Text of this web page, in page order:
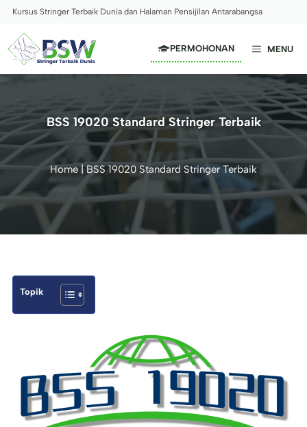
Skip
content
Kursus Stringer Terbaik Dunia dan Halaman Pensijilan Antarabangsa
MENU
PERMOHONAN
BSS 19020 Standard Stringer Terbaik
Home|BSS 19020 Standard Stringer Terbaik
Topik